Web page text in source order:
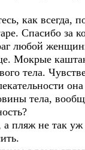
как всегда,
Спасибо за
любой
Мокрые
тела.
тела,
пляж не так